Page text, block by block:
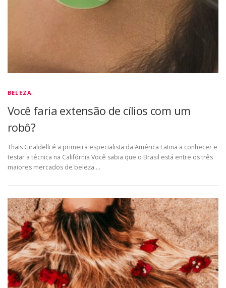
BELEZA
Você faria extensão de cílios com um
robô?
Thais Giraldelli é a primeira especialista da América Latina a conhecer e
testar a técnica na Califórnia Você sabia que o Brasil está entre os três
maiores mercados de beleza …